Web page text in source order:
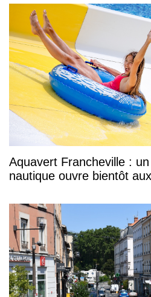
Aquavert Francheville :
nautique ouvre bientôt